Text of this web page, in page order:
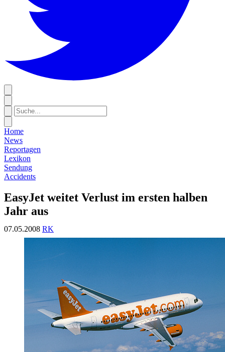
Home
News
Reportagen
Lexikon
Sendung
Accidents
EasyJet weitet Verlust im ersten halben
Jahr aus
07.05.2008 RK